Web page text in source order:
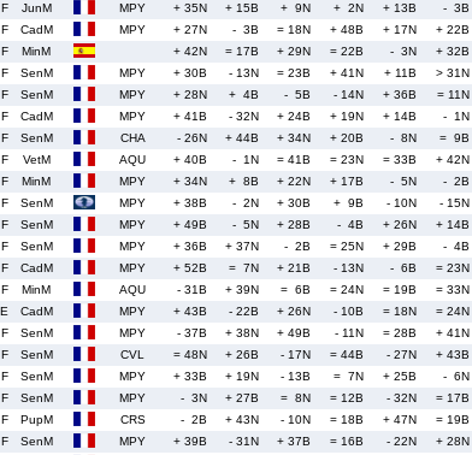
JunM MPY + 35N + 15B + 9N + 2N + 13B - 3B
CadM MPY + 27N - 3B = 18N + 48B + 17N + 22B
MinM + 42N = 17B + 29N = 22B - 3N + 32B
SenM MPY + 30B - 13N = 23B + 41N + 11B > 31N
SenM MPY + 28N + 4B - 5B - 14N + 36B = 11N
CadM MPY + 41B - 32N + 24B + 19N + 14B - 1N
SenM CHA - 26N + 44B + 34N + 20B - 8N = 9B
VetM AQU + 40B - 1N = 41B = 23N = 33B + 42N
MinM MPY + 34N + 8B + 22N + 17B - 5N - 2B
SenM MPY + 38B - 2N + 30B + 9B - 10N - 15N
SenM MPY + 49B - 5N + 28B - 4B + 26N + 14B
SenM MPY + 36B + 37N - 2B = 25N + 29B - 4B
CadM MPY + 52B = 7N + 21B - 13N - 6B = 23N
MinM AQU - 31B + 39N = 6B = 24N = 19B = 33N
CadM MPY + 43B - 22B + 26N - 10B = 18N = 24N
SenM MPY - 37B + 38N + 49B - 11N = 28B + 41N
SenM CVL = 48N + 26B - 17N = 44B - 27N + 43B
SenM MPY + 33B + 19N - 13B = 7N + 25B - 6N
SenM MPY - 3N + 27B = 8N = 12B - 32N = 17B
PupM CRS - 2B + 43N - 10N = 18B + 47N = 19B
SenM MPY + 39B - 31N + 37B = 16B - 22N + 28N